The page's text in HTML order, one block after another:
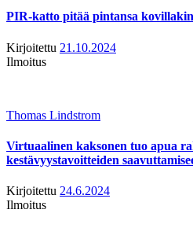
PIR-katto pitää pintansa
Kirjoitettu 21.10.2024
Ilmoitus
Thomas Lindstrom
Virtuaalinen kaksonen tuo apua
kestävyystavoitteiden
Kirjoitettu 24.6.2024
Ilmoitus